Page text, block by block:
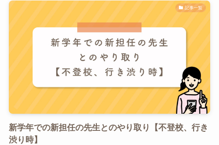
記事一覧
新学年での新担任の先生とのやり取り【不登校、行き
渋り時】